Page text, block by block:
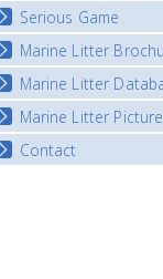
Watch Troubled
Serious Game
Start the game
Marine Litter
Marine Litter
Marine Litter
Contact